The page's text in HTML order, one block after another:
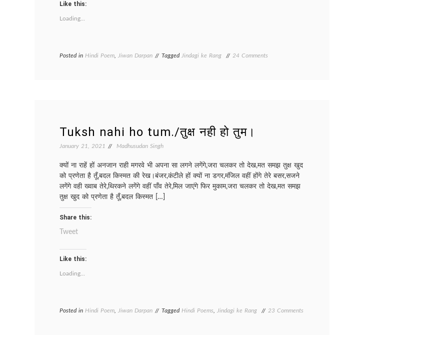
Like this:
Loading...
Posted in Hindi Poem Jiwan Darpan Tagged Jindagi ke Rang 24 Comments
Tuksh nahi ho tum./तुक्ष नही हो तुम।
January 21, 2021 Madhusudan Singh
क्यों ना राहें हों अनजान राही मगरवे भी अपना सा लगने लगेंगे,जरा चलकर तो देख,मत समझ तुक्ष खुद
को प्रणेता है तूँ,बदल किस्मत की रेख।बंजर,कंटीले हों क्यों ना डगर,मंजिल वहीं होंगे तेरे बसर,सजने
लगेंगे वही ख्वाब तेरे,थिरकने लगेंगे वहीं पाँव तेरे,मिल जाएंगे फिर मुकाम,जरा चलकर तो देख,मत समझ
तुक्ष खुद को प्रणेता है तूँ,बदल किस्मत […]
Share this:
Tweet
Like this:
Loading...
Posted in Hindi Poem Jiwan Darpan Tagged Hindi Poems Jindagi ke Rang 23 Comments